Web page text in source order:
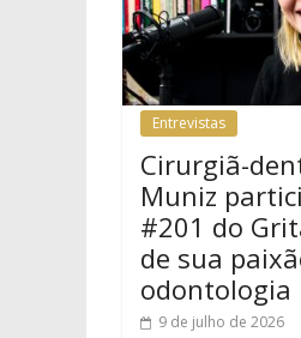
Entrevistas
Cirurgiã-
Muniz
#201 do
de sua
odontologia
9 de julho de 2026